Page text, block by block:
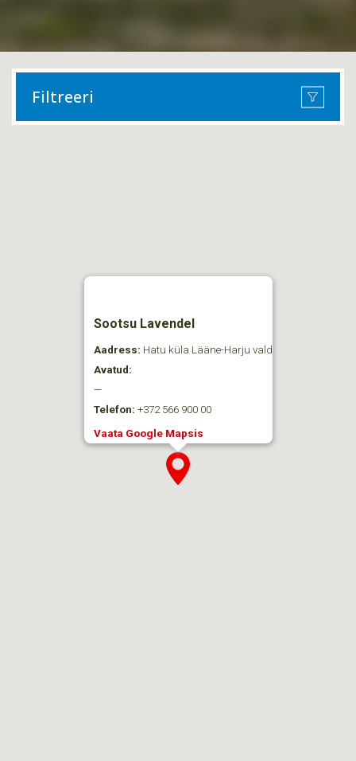
Filtreeri
Sootsu Lavendel
Aadress: Hatu küla Lääne-Harju vald
Avatud:
—
Telefon: +372 566 900 00
Vaata Google Mapsis